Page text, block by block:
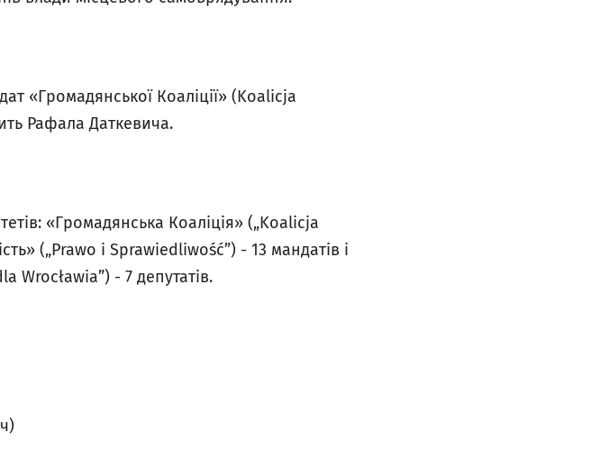
«Громадянської Коаліції» (Koalicja
Рафала Даткевича.
«Громадянська Коаліція» („Koalicja
(„Prawo i Sprawiedliwość”) - 13 мандатів і
Wrocławia”) - 7 депутатів.